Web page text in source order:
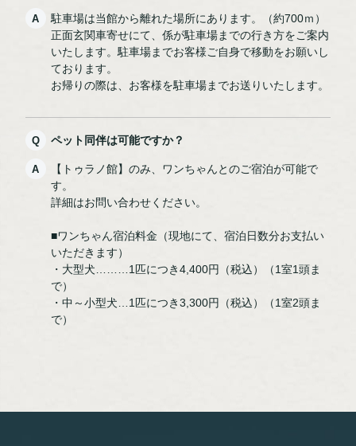
駐車場は当館から離れた場所にあります。（約700ｍ）
正面玄関車寄せにて、係が駐車場までの行き方をご案内
いたします。駐車場までお客様ご自身で移動をお願いし
ております。
お帰りの際は、お客様を駐車場までお送りいたします。
ペット同伴は可能ですか？
【トゥラノ館】のみ、ワンちゃんとのご宿泊が可能で
す。
詳細はお問い合わせください。
■ワンちゃん宿泊料金（現地にて、宿泊日数分お支払い
いただきます）
・大型犬………1匹につき4,400円（税込）（1室1頭ま
で）
・中～小型犬…1匹につき3,300円（税込）（1室2頭ま
で）